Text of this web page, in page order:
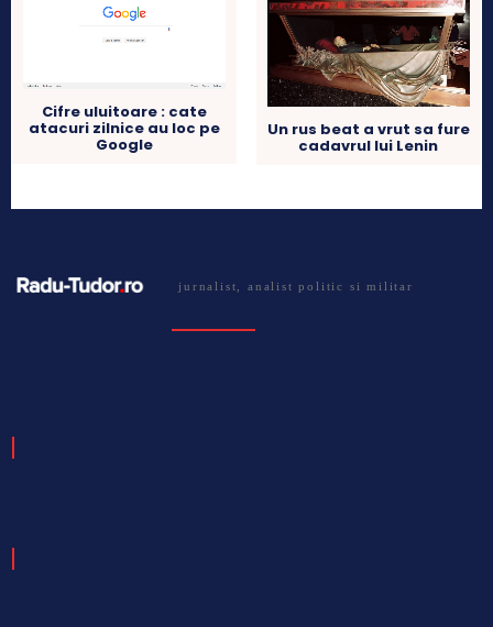
Cifre uluitoare : cate
atacuri zilnice au loc pe
Google
Un rus beat a vrut sa fure
cadavrul lui Lenin
jurnalist, analist politic si militar